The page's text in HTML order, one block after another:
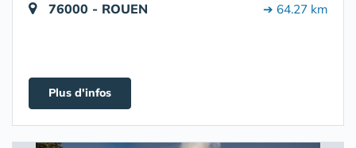
76000 - ROUEN ➔ 64.27 km
Plus d'infos